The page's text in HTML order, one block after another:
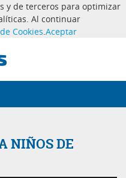
y de terceros para optimizar
Al continuar
Cookies.Aceptar
NIÑOS DE